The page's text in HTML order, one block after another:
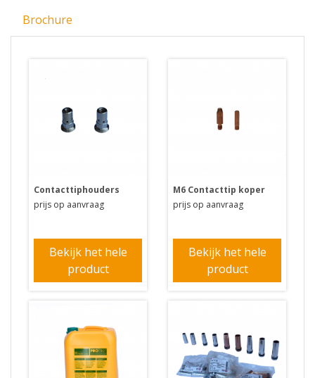
Brochure
Contacttiphouders
prijs op aanvraag
Bekijk het hele
product
M6 Contacttip koper
prijs op aanvraag
Bekijk het hele
product